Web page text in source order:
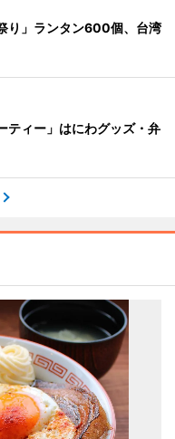
り」ランタン600個、台湾
ティー」はにわグッズ・弁